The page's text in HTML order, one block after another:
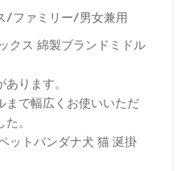
/ファミリー/男女兼用
クス 綿製ブランドミドル
ります。
まで幅広くお使いいただ
。
ットバンダナ犬 猫 涎掛